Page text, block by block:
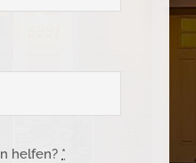
helfen? *